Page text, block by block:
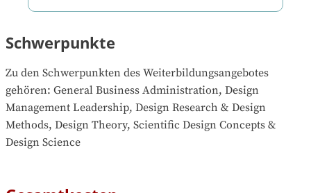
Schwerpunkte
Zu den Schwerpunkten des Weiterbildungsangebotes
gehören: General Business Administration, Design
Management Leadership, Design Research & Design
Methods, Design Theory, Scientific Design Concepts &
Design Science